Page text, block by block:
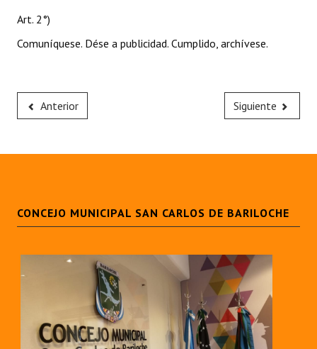
Art. 2°)
Comuníquese. Dése a publicidad. Cumplido, archívese.
Anterior Siguiente
CONCEJO MUNICIPAL SAN CARLOS DE BARILOCHE